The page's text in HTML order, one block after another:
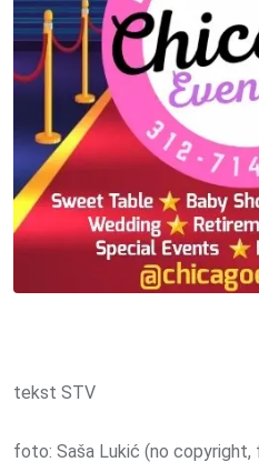
tekst STV
foto: Saša Lukić (no